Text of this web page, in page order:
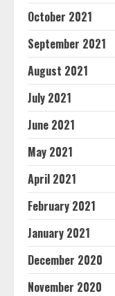
October 2021
September 2021
August 2021
July 2021
June 2021
May 2021
April 2021
February 2021
January 2021
December 2020
November 2020